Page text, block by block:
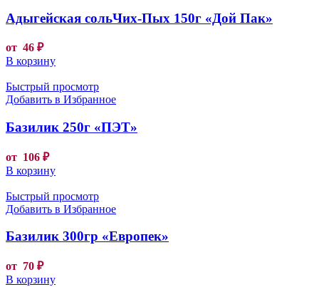
Адыгейская сольЧих-Пых 150г «Дой Пак»
от 46 ₽
В корзину
Быстрый просмотр
Добавить в Избранное
Базилик 250г «ПЭТ»
от 106 ₽
В корзину
Быстрый просмотр
Добавить в Избранное
Базилик 300гр «Европек»
от 70 ₽
В корзину